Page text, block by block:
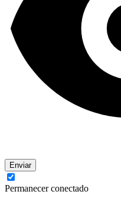
Enviar
Permanecer conectado